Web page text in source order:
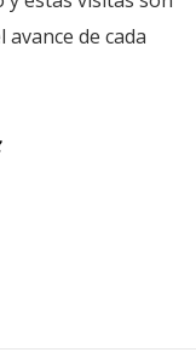
de cada